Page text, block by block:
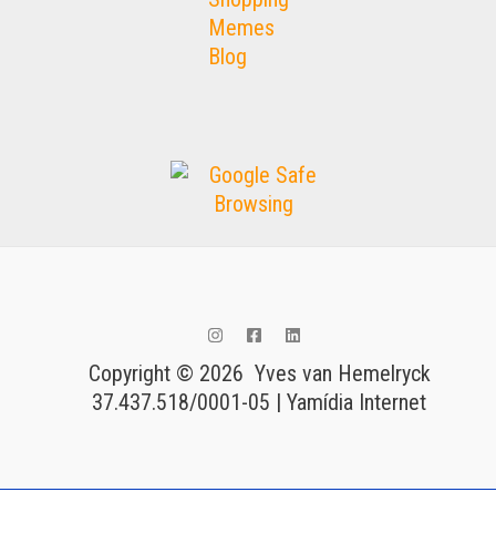
Memes
Blog
Copyright © 2026 Yves van Hemelryck
37.437.518/0001-05 | Yamídia Internet